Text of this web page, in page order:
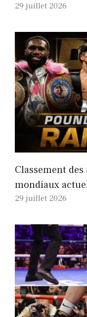
29 juillet 2026
Classement
mondiaux
29 juillet 2026